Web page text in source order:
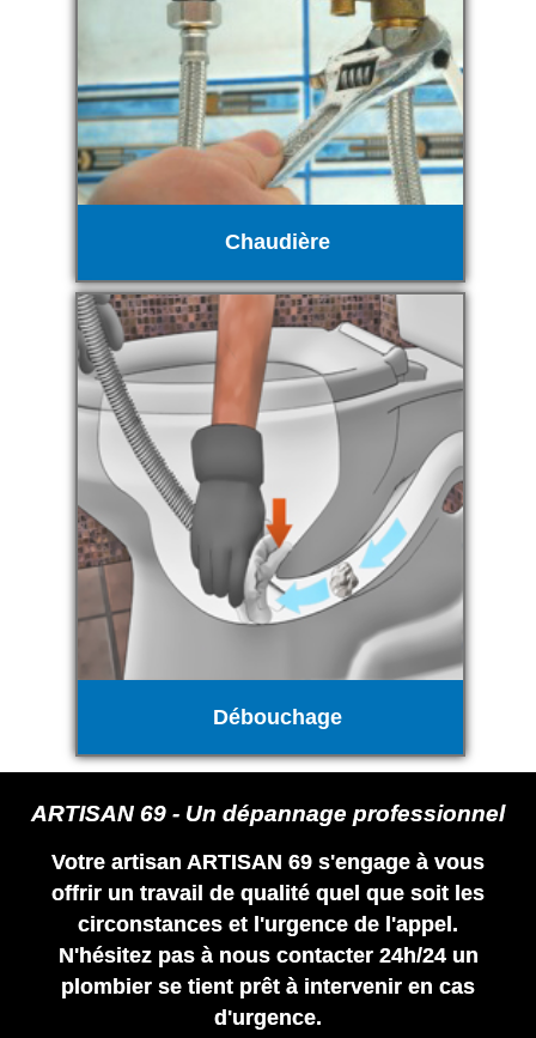
Chaudière
Débouchage
ARTISAN 69 - Un dépannage professionnel
Votre artisan ARTISAN 69 s'engage à vous
offrir un travail de qualité quel que soit les
circonstances et l'urgence de l'appel.
N'hésitez pas à nous contacter 24h/24 un
plombier se tient prêt à intervenir en cas
d'urgence.